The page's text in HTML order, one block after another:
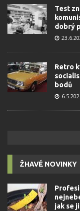
Test
dobrý
Retro
bodů
ŽHAVÉ NOVINKY
jak se